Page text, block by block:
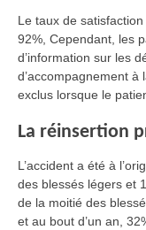
Le taux de
92%, Cependant, les
d’information sur les
d’accompagnement
exclus lorsque le
La réinsertion
L’accident a été à
des blessés légers et
de la moitié des
et au bout d’un an,